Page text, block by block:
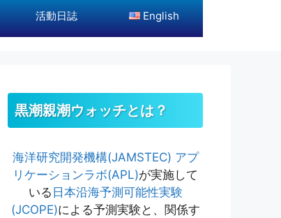
活動日誌 English
黒潮親潮ウォッチとは？
海洋研究開発機構(JAMSTEC) アプ
リケーションラボ(APL)が実施して
いる 日本沿海予測可能性実験
(JCOPE)による予測実験と、関係す